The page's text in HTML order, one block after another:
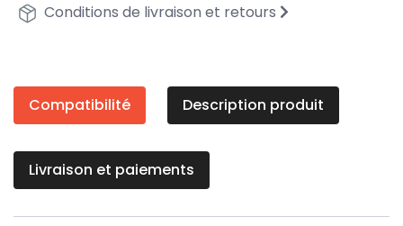
Conditions de livraison et retours
Compatibilité Description produit
Livraison et paiements